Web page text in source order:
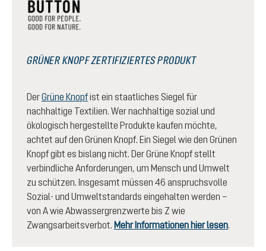
GRÜNER KNOPF ZERTIFIZIERTES PRODUKT
DerGrüne Knopfist ein staatliches Siegel für
nachhaltige Textilien. Wer nachhaltige sozial und
ökologisch hergestellte Produkte kaufen möchte,
achtet auf den Grünen Knopf. Ein Siegel wie den Grünen
Knopf gibt es bislang nicht. Der Grüne Knopf stellt
verbindliche Anforderungen, um Mensch und Umwelt
zu schützen. Insgesamt müssen 46 anspruchsvolle
Sozial- und Umweltstandards eingehalten werden –
von A wie Abwassergrenzwerte bis Z wie
Zwangsarbeitsverbot. Mehr Informationen hier lesen